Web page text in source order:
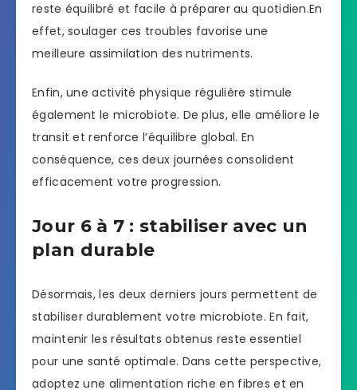
reste équilibré et facile à préparer au quotidien.En
effet, soulager ces troubles favorise une
meilleure assimilation des nutriments.
Enfin, une activité physique régulière stimule
également le microbiote. De plus, elle améliore le
transit et renforce l’équilibre global. En
conséquence, ces deux journées consolident
efficacement votre progression.
Jour 6 à 7 : stabiliser avec un
plan durable
Désormais, les deux derniers jours permettent de
stabiliser durablement votre microbiote. En fait,
maintenir les résultats obtenus reste essentiel
pour une santé optimale. Dans cette perspective,
adoptez une alimentation riche en fibres et en